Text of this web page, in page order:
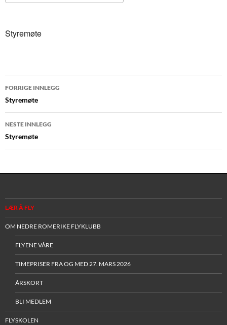
Styremøte
Innleggsnavigasjon
FORRIGE INNLEGG
Styremøte
NESTE INNLEGG
Styremøte
LÆR Å FLY
OM NEDRE ROMERIKE FLYKLUBB
FLYENE VÅRE
TIMEPRISER FRA OG MED 27. MARS 2026
ÅRSKORT
BLI MEDLEM
FLYSKOLEN